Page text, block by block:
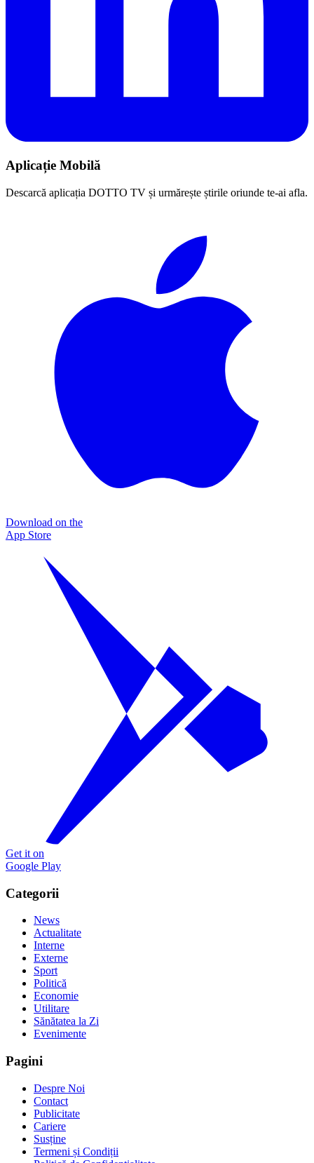
Aplicație Mobilă
Descarcă aplicația DOTTO TV și urmărește știrile oriunde te-ai afla.
Download on the
App Store
Get it on
Google Play
Categorii
News
Actualitate
Interne
Externe
Sport
Politică
Economie
Utilitare
Sănătatea la Zi
Evenimente
Pagini
Despre Noi
Contact
Publicitate
Cariere
Susține
Termeni și Condiții